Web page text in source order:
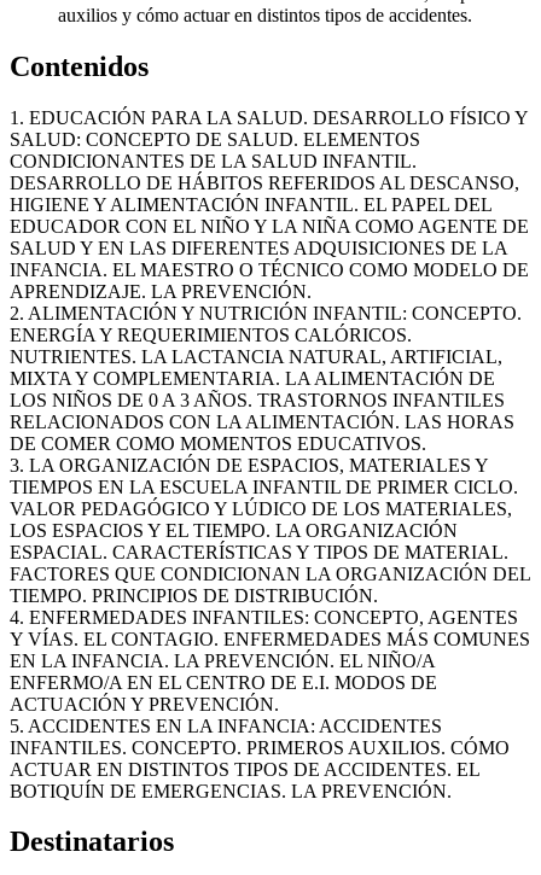
auxilios y cómo actuar en distintos tipos de accidentes.
Contenidos
1. EDUCACIÓN PARA LA SALUD. DESARROLLO FÍSICO Y
SALUD: CONCEPTO DE SALUD. ELEMENTOS
CONDICIONANTES DE LA SALUD INFANTIL.
DESARROLLO DE HÁBITOS REFERIDOS AL DESCANSO,
HIGIENE Y ALIMENTACIÓN INFANTIL. EL PAPEL DEL
EDUCADOR CON EL NIÑO Y LA NIÑA COMO AGENTE DE
SALUD Y EN LAS DIFERENTES ADQUISICIONES DE LA
INFANCIA. EL MAESTRO O TÉCNICO COMO MODELO DE
APRENDIZAJE. LA PREVENCIÓN.
2. ALIMENTACIÓN Y NUTRICIÓN INFANTIL: CONCEPTO.
ENERGÍA Y REQUERIMIENTOS CALÓRICOS.
NUTRIENTES. LA LACTANCIA NATURAL, ARTIFICIAL,
MIXTA Y COMPLEMENTARIA. LA ALIMENTACIÓN DE
LOS NIÑOS DE 0 A 3 AÑOS. TRASTORNOS INFANTILES
RELACIONADOS CON LA ALIMENTACIÓN. LAS HORAS
DE COMER COMO MOMENTOS EDUCATIVOS.
3. LA ORGANIZACIÓN DE ESPACIOS, MATERIALES Y
TIEMPOS EN LA ESCUELA INFANTIL DE PRIMER CICLO.
VALOR PEDAGÓGICO Y LÚDICO DE LOS MATERIALES,
LOS ESPACIOS Y EL TIEMPO. LA ORGANIZACIÓN
ESPACIAL. CARACTERÍSTICAS Y TIPOS DE MATERIAL.
FACTORES QUE CONDICIONAN LA ORGANIZACIÓN DEL
TIEMPO. PRINCIPIOS DE DISTRIBUCIÓN.
4. ENFERMEDADES INFANTILES: CONCEPTO, AGENTES
Y VÍAS. EL CONTAGIO. ENFERMEDADES MÁS COMUNES
EN LA INFANCIA. LA PREVENCIÓN. EL NIÑO/A
ENFERMO/A EN EL CENTRO DE E.I. MODOS DE
ACTUACIÓN Y PREVENCIÓN.
5. ACCIDENTES EN LA INFANCIA: ACCIDENTES
INFANTILES. CONCEPTO. PRIMEROS AUXILIOS. CÓMO
ACTUAR EN DISTINTOS TIPOS DE ACCIDENTES. EL
BOTIQUÍN DE EMERGENCIAS. LA PREVENCIÓN.
Destinatarios